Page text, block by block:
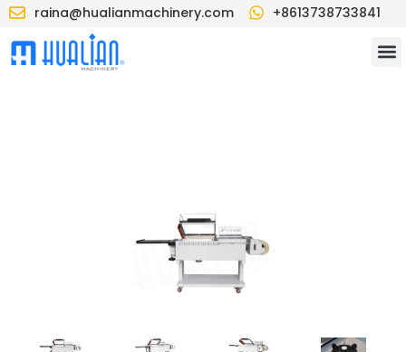
raina@hualianmachinery.com +8613738733841